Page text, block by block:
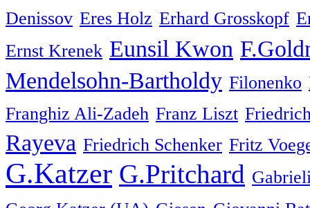
Denissov Eres Holz Erhard Grosskopf
Ernst Krenek Eunsil Kwon
Mendelsohn-Bartholdy Filonenko
Franghiz Ali-Zadeh Franz Liszt
Rayeva Friedrich Schenker Fritz
G.Katzer G.Pritchard